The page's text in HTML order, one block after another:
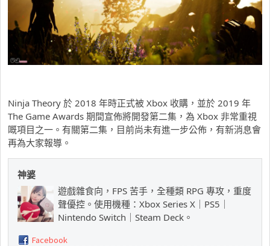
Ninja Theory 於 2018 年時正式被 Xbox 收購，並於 2019 年
The Game Awards 期間宣佈將開發第二集，為 Xbox 非常重視
嘅項目之一。有關第二集，目前尚未有進一步公佈，有新消息會
再為大家報導。
神婆
遊戲雜食向，FPS 苦手，全種類 RPG 專攻，重度
聲優控。使用機種：Xbox Series X｜PS5｜
Nintendo Switch｜Steam Deck。
Facebook